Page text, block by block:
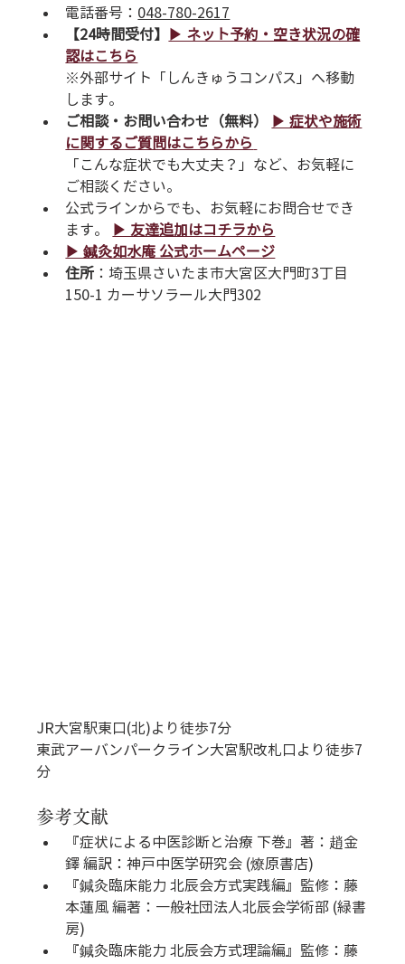
電話番号： 048-780-2617
【24時間受付】
▶︎ ネット予約・空き状況の確
認はこちら
※外部サイト「しんきゅうコンパス」へ移動
します。
ご相談・お問い合わせ（無料）
▶︎ 症状や施術
に関するご質問はこちらから
「こんな症状でも大丈夫？」など、お気軽に
ご相談ください。
公式ラインからでも、お気軽にお問合せでき
ます。
▶︎ 友達追加はコチラから
▶︎ 鍼灸如水庵 公式ホームページ
住所 ：埼玉県さいたま市大宮区大門町3丁目
150-1 カーサソラール大門302
JR大宮駅東口(北)より徒歩7分
東武アーバンパークライン大宮駅改札口より徒歩7
分
参考文献
『症状による中医診断と治療 下巻』著：趙金
鐸 編訳：神戸中医学研究会 (燎原書店)
『鍼灸臨床能力 北辰会方式実践編』監修：藤
本蓮風 編著：一般社団法人北辰会学術部 (緑書
房)
『鍼灸臨床能力 北辰会方式理論編』監修：藤